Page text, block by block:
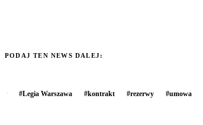
PODAJ TEN NEWS DALEJ:
#Legia Warszawa #kontrakt #rezerwy #umowa